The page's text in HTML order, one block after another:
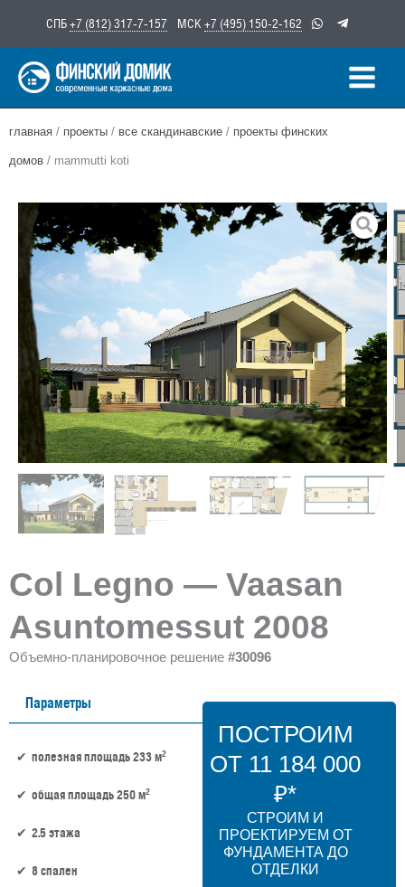
содержимому
СПБ+7 (812) 317-7-157 МСК +7 (495) 150-2-162
главная / проекты / все скандинавские / проекты финских
домов / mammutti koti
Col Legno — Vaasan
Asuntomessut 2008
Объемно-планировочное решение #30096
Параметры
полезная площадь 233 м2
общая площадь 250 м2
2.5 этажа
8 спален
ПОСТРОИМ
ОТ 11 184 000
₽*
СТРОИМ И
ПРОЕКТИРУЕМ ОТ
ФУНДАМЕНТА ДО
ОТДЕЛКИ